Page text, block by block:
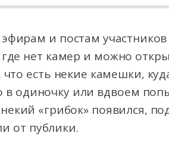
и постам участников
нет камер и можно
есть некие камешки,
одиночку или вдвоем
«грибок» появился,
от публики.